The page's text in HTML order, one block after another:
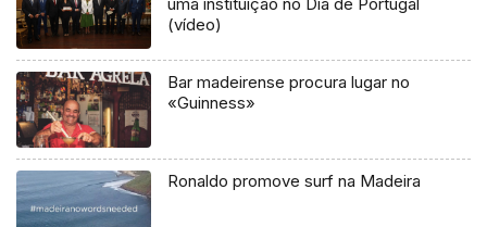
(vídeo)
Bar madeirense procura lugar no
«Guinness»
Ronaldo promove surf na Madeira